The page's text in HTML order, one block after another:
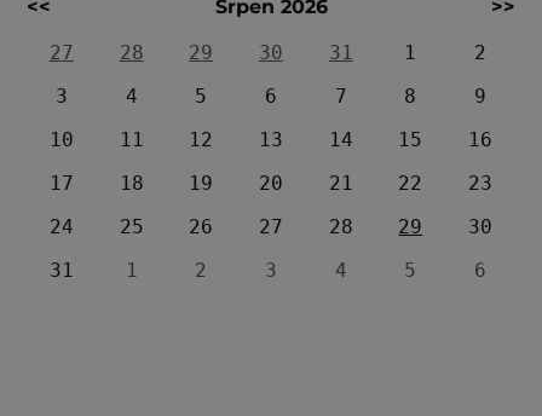
<< Srpen 2026
>>
27
28 29 30 31 1
2
3
4 5 6 7 8
9
10
11 12 13 14 15
16
17
18 19 20 21 22
23
24
25 26 27 28 29
30
31
1 2 3 4 5 6